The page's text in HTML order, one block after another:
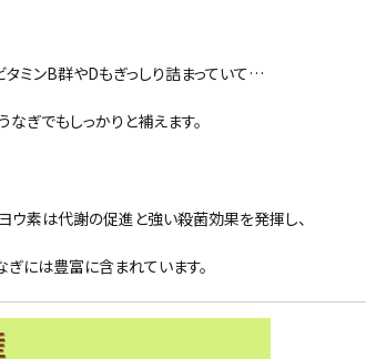
タミンB群やDもぎっしり詰まっていて…
なぎでもしっかりと補えます。
ウ素は代謝の促進と強い殺菌効果を発揮し、
には豊富に含まれています。